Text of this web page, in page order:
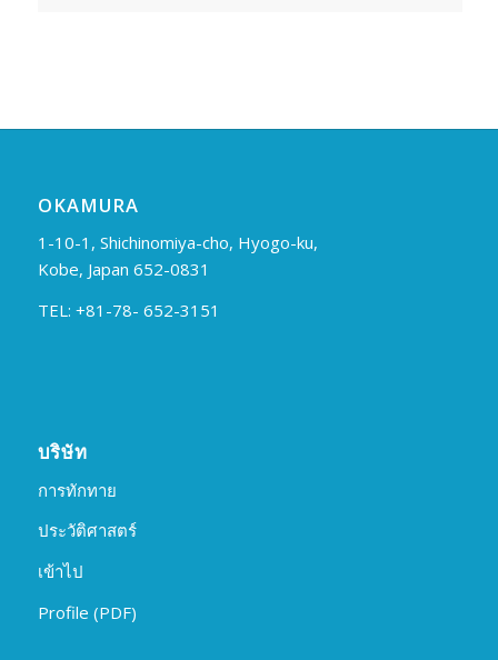
OKAMURA
1-10-1, Shichinomiya-cho, Hyogo-ku,
Kobe, Japan 652-0831
TEL: +81-78- 652-3151
บริษัท
การทักทาย
ประวัติศาสตร์
เข้าไป
Profile (PDF)